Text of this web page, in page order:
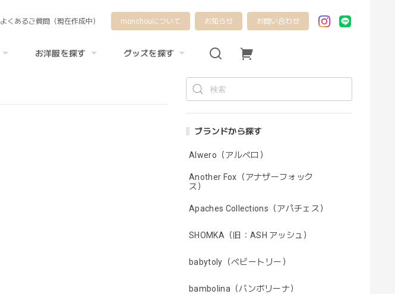
よくあるご質問（現在作成中） monchouについて お知らせ お問い合わせ
お洋服を探す グッズを探す
ブランドから探す
Alwero（アルベロ）
Another Fox（アナザーフォック
ス）
Apaches Collections（アパチェス）
SHOMKA（旧：ASH アッシュ）
babytoly（ベビートリー）
bambolina（バンボリーナ）